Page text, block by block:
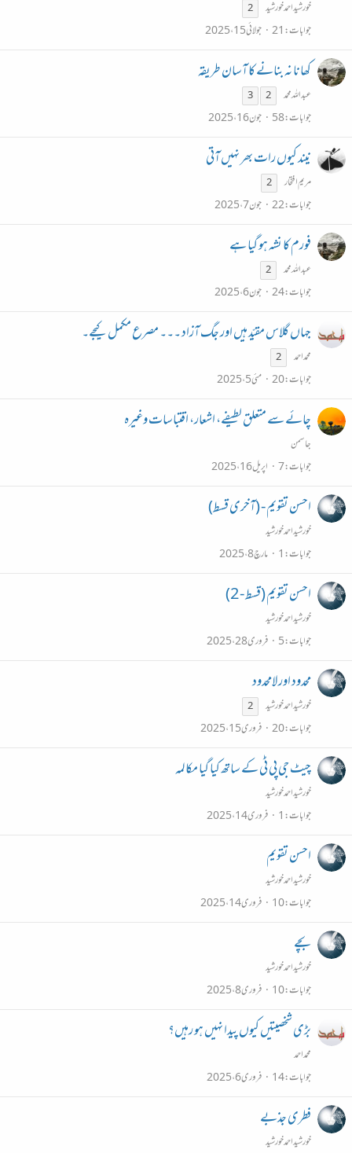
خورشیداحمدخورشید 2
جوابات 21 جولائی 15، 2025
کھانا نہ بنانے کا آسان طریقہ
عبداللہ محمد 2
3
جوابات 58 جون 16، 2025
نیند کیوں رات بھر نہیں آتی
مریم افتخار 2
جوابات 22 جون 7، 2025
فورم کا نشہ ہو گیا ہے
عبداللہ محمد 2
جوابات 24 جون 6، 2025
جہاں گلاس مقیّد ہیں اور جگ آزاد ۔۔۔ مصرع مکمل کیجے۔
محمداحمد 2
جوابات 20 مئی 5، 2025
چائے سے متعلق لطیفے، اشعار، اقتباسات وغیرہ
جاسمن
جوابات 7 اپریل 16، 2025
احسن تقویم - (آخری قسط)
خورشیداحمدخورشید
جوابات 1 مارچ 8، 2025
احسن تقویم (قسط - 2)
خورشیداحمدخورشید
جوابات 5 فروری 28، 2025
محدود اور لامحدود
خورشیداحمدخورشید 2
جوابات 20 فروری 15، 2025
چیٹ جی پی ٹی کے ساتھ کیا گیا مکالمہ
خورشیداحمدخورشید
جوابات 1 فروری 14، 2025
احسن تقویم
خورشیداحمدخورشید
جوابات 10 فروری 14، 2025
بچے
خورشیداحمدخورشید
جوابات 10 فروری 8، 2025
بڑی شخصیتیں کیوں پیدا نہیں ہو رہیں؟
محمداحمد
جوابات 14 فروری 6، 2025
فطری جذبے
خورشیداحمدخورشید